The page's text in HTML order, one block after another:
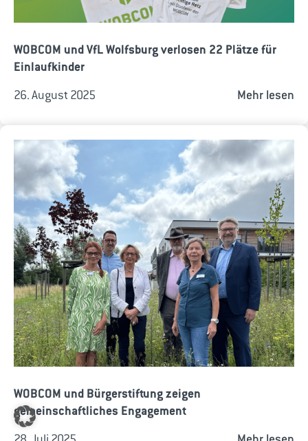
WOBCOM und VfL Wolfsburg verlosen 22 Plätze für
Einlaufkinder
26. August 2025 Mehr lesen
WOBCOM und Bürgerstiftung zeigen
gemeinschaftliches Engagement